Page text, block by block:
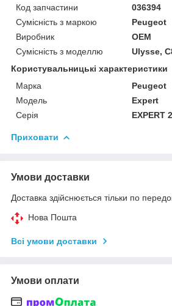
Код запчастини
036394
Сумісність з маркою
Peugeot
Виробник
OEM
Сумісність з моделлю
Ulysse,
Користувальницькі характеристики
Марка
Peugeot
Модель
Expert
Серія
EXPERT
Приховати
Умови доставки
Доставка здійснюється тільки по
Нова Пошта
Всі умови доставки
Умови оплати